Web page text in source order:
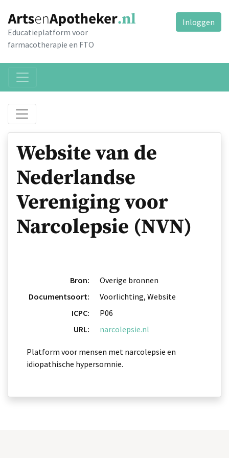
Educatieplatform voor
farmacotherapie en FTO
Inloggen
Website van de
Nederlandse
Vereniging voor
Narcolepsie (NVN)
Bron:
Overige bronnen
Documentsoort:
Voorlichting, Website
ICPC:
P06
URL:
narcolepsie.nl
Platform voor mensen met narcolepsie en
idiopathische hypersomnie.